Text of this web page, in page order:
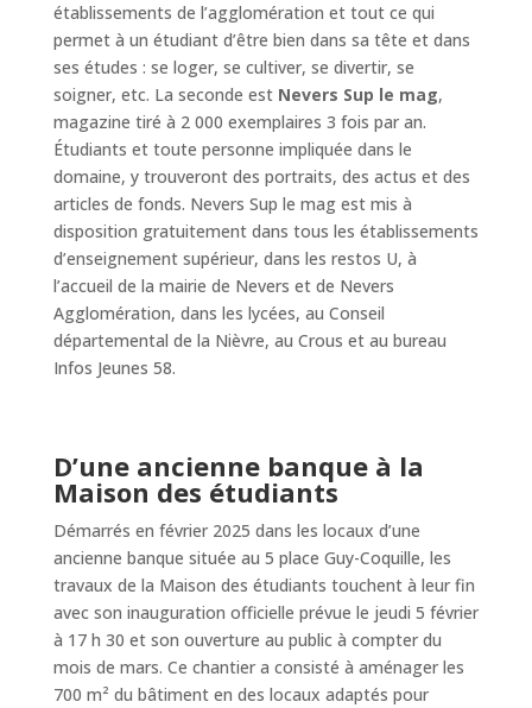
établissements de l’agglomération et tout ce qui
permet à un étudiant d’être bien dans sa tête et dans
ses études : se loger, se cultiver, se divertir, se
soigner, etc. La seconde est Nevers Sup le mag,
magazine tiré à 2 000 exemplaires 3 fois par an.
Étudiants et toute personne impliquée dans le
domaine, y trouveront des portraits, des actus et des
articles de fonds. Nevers Sup le mag est mis à
disposition gratuitement dans tous les établissements
d’enseignement supérieur, dans les restos U, à
l’accueil de la mairie de Nevers et de Nevers
Agglomération, dans les lycées, au Conseil
départemental de la Nièvre, au Crous et au bureau
Infos Jeunes 58.
D’une ancienne banque à la
Maison des étudiants
Démarrés en février 2025 dans les locaux d’une
ancienne banque située au 5 place Guy-Coquille, les
travaux de la Maison des étudiants touchent à leur fin
avec son inauguration officielle prévue le jeudi 5 février
à 17 h 30 et son ouverture au public à compter du
mois de mars. Ce chantier a consisté à aménager les
700 m² du bâtiment en des locaux adaptés pour